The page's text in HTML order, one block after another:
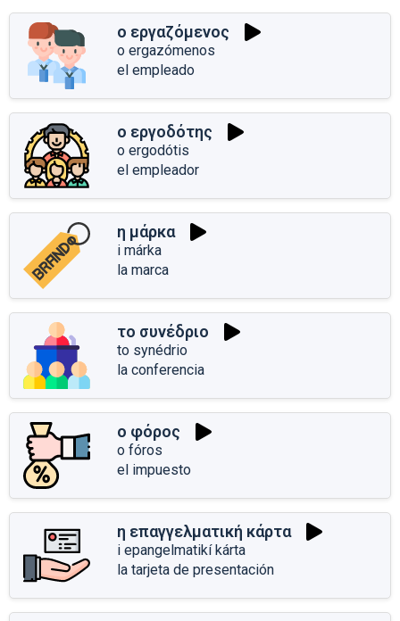
ο εργαζόμενος
o ergazómenos
el empleado
ο εργοδότης
o ergodótis
el empleador
η μάρκα
i márka
la marca
το συνέδριο
to synédrio
la conferencia
ο φόρος
o fóros
el impuesto
η επαγγελματική κάρτα
i epangelmatikí kárta
la tarjeta de presentación